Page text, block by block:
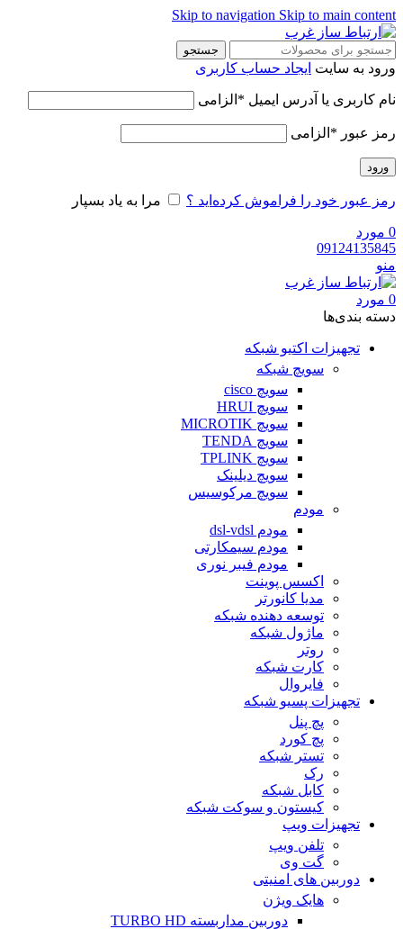
Skip to navigation Skip to main content
جستجو
ورود به سایت ایجاد حساب کاربری
نام کاربری یا آدرس ایمیل * الزامی
رمز عبور * الزامی
ورود
رمز عبور خود را فراموش کرده‌اید ؟ مرا به یاد بسپار
0 مورد
09124135845
منو
0 مورد
دسته‌ بندی‌ها
تجهیزات اکتیو شبکه
سویچ شبکه
سویچ cisco
سویچ HRUI
سویچ MICROTIK
سویچ TENDA
سویچ TPLINK
سویچ دیلینک
سویچ مرکوسیس
مودم
مودم dsl-vdsl
مودم سیمکارتی
مودم فیبر نوری
اکسس پوینت
مدیا کانورتر
توسعه دهنده شبکه
ماژول شبکه
روتر
کارت شبکه
فایروال
تجهیزات پسیو شبکه
پچ پنل
پچ کورد
تستر شبکه
رک
کابل شبکه
کیستون و سوکت شبکه
تجهیزات ویپ
تلفن ویپ
گت وی
دوربین های امنیتی
هایک ویژن
دوربین مداربسته TURBO HD